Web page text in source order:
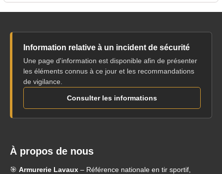
Information relative à un incident de sécurité
Une page d'information est disponible afin de présenter
les éléments connus à ce jour et les recommandations
de vigilance.
Consulter les informations
À propos de nous
🎯 Armurerie Lavaux – Référence nationale en tir sportif,